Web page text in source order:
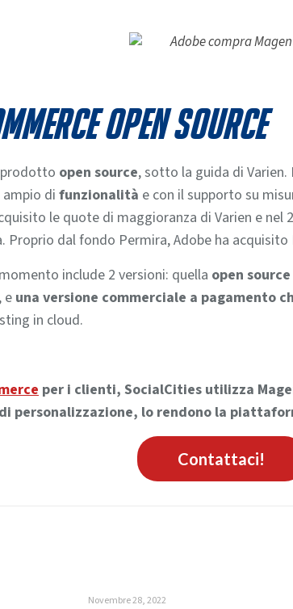
open source
open source, sotto la guida di
ampio difunzionalità e con il supporto su
le quote di maggioranza di Varien e
dal fondo Permira, Adobe ha acquisito
include 2 versioni: quella open
e una versione commerciale a pagamento
in cloud.
per i clienti, SocialCities utilizza
personalizzazione, lo rendono la
Contattaci!
Novembre 28, 2022